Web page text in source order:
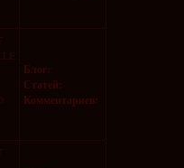
Блог::
Статей:
Комментариев: